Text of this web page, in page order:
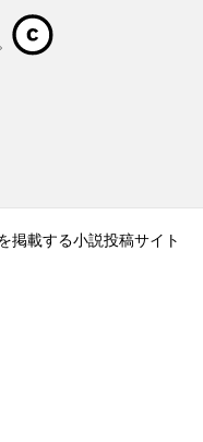
掲載する小説投稿サイト